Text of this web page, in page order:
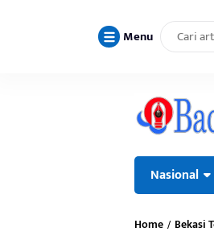
Menu
Nasional
Home / Bekasi